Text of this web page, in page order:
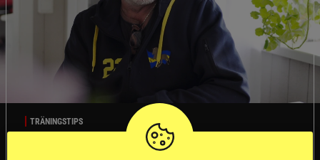
TRÄNINGSTIPS